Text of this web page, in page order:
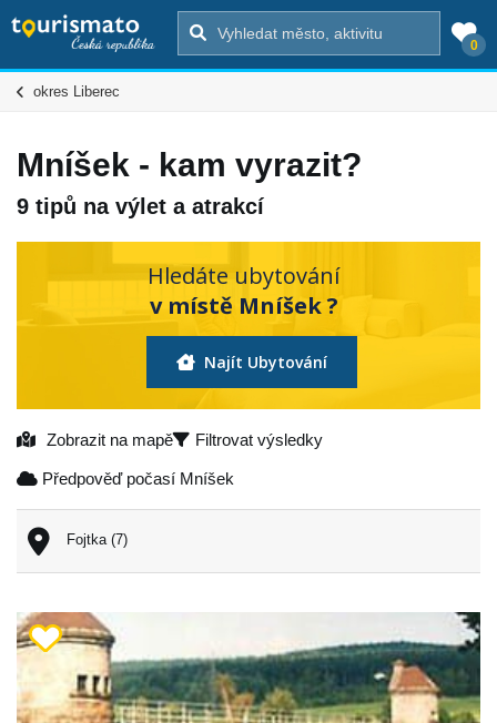
0
okres Liberec
Mníšek - kam vyrazit?
9 tipů na výlet a atrakcí
Hledáte ubytování
v místě Mníšek ?
Najít Ubytování
Zobrazit na mapě Filtrovat výsledky
Předpověď počasí Mníšek
Fojtka (7)